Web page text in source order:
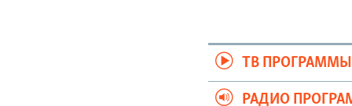
ТВ ПРОГРАММЫ
РАДИО